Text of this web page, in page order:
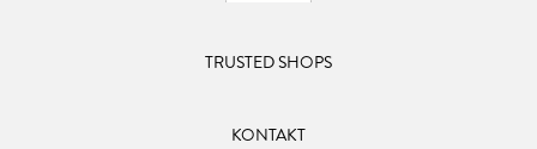
TRUSTED SHOPS
KONTAKT